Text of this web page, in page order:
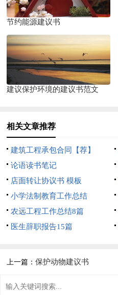
节约能源建议书
建议保护环境的建议书范文
相关文章推荐
建筑工程承包合同【荐】
论语读书笔记
店面转让协议书 模板
小学法制教育工作总结
农远工程工作总结8篇
医生辞职报告15篇
上一篇：保护动物建议书